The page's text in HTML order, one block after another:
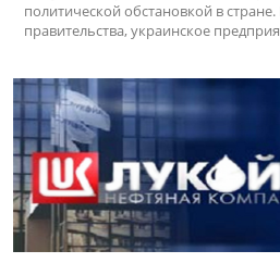
политической обстановкой в
правительства, украинское